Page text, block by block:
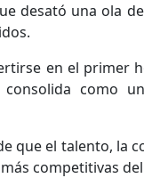
desató una ola
en el primer
como
que el talento, la
competitivas